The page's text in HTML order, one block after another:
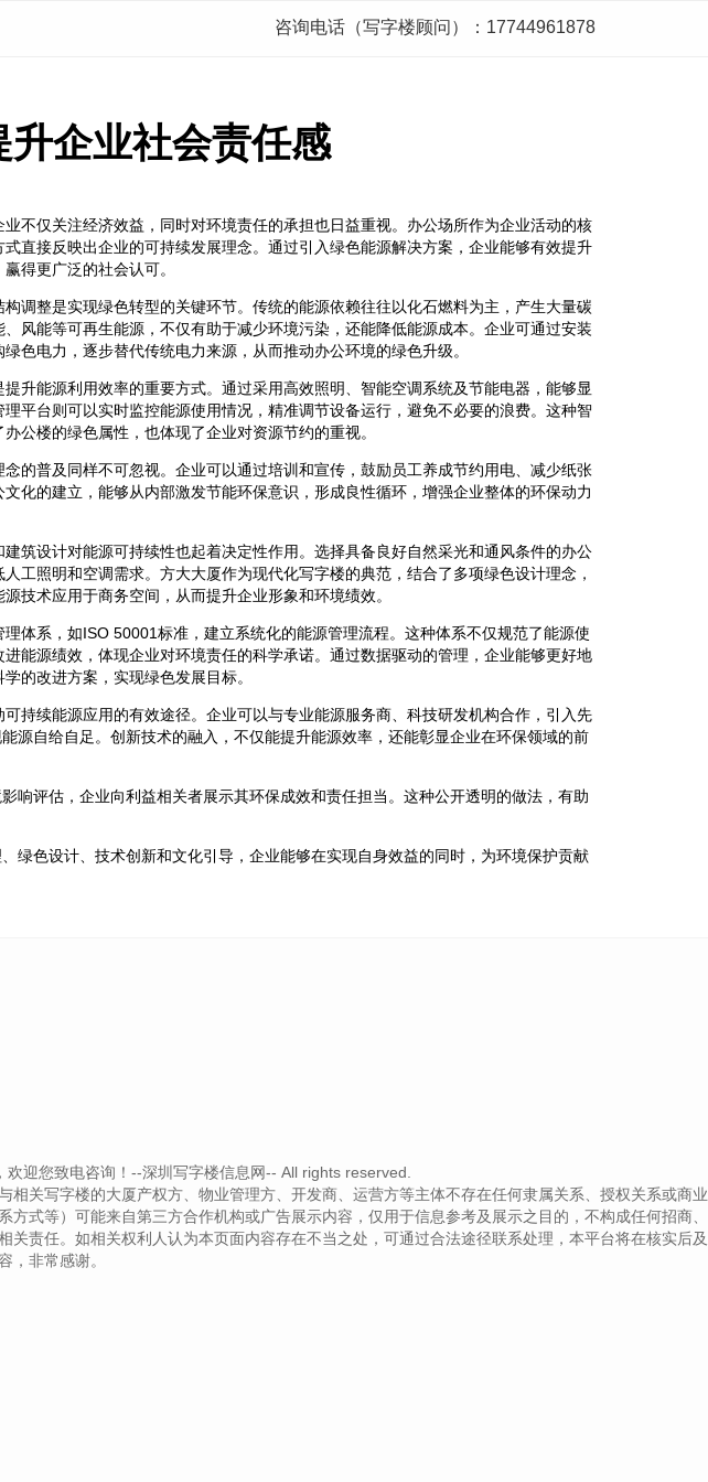
咨询电话（写字楼顾问）：17744961878
企业社会责任感
不仅关注经济效益，同时对环境责任的承担也日益重视。办公场所作为企业活动的核
直接反映出企业的可持续发展理念。通过引入绿色能源解决方案，企业能够有效提升
得更广泛的社会认可。
调整是实现绿色转型的关键环节。传统的能源依赖往往以化石燃料为主，产生大量碳
风能等可再生能源，不仅有助于减少环境污染，还能降低能源成本。企业可通过安装
色电力，逐步替代传统电力来源，从而推动办公环境的绿色升级。
升能源利用效率的重要方式。通过采用高效照明、智能空调系统及节能电器，能够显
平台则可以实时监控能源使用情况，精准调节设备运行，避免不必要的浪费。这种智
公楼的绿色属性，也体现了企业对资源节约的重视。
念的普及同样不可忽视。企业可以通过培训和宣传，鼓励员工养成节约用电、减少纸张
化的建立，能够从内部激发节能环保意识，形成良性循环，增强企业整体的环保动力
筑设计对能源可持续性也起着决定性作用。选择具备良好自然采光和通风条件的办公
工照明和空调需求。方大大厦作为现代化写字楼的典范，结合了多项绿色设计理念，
技术应用于商务空间，从而提升企业形象和环境绩效。
体系，如ISO 50001标准，建立系统化的能源管理流程。这种体系不仅规范了能源使
进能源绩效，体现企业对环境责任的科学承诺。通过数据驱动的管理，企业能够更好地
的改进方案，实现绿色发展目标。
持续能源应用的有效途径。企业可以与专业能源服务商、科技研发机构合作，引入先
源自给自足。创新技术的融入，不仅能提升能源效率，还能彰显企业在环保领域的前
响评估，企业向利益相关者展示其环保成效和责任担当。这种公开透明的做法，有助
绿色设计、技术创新和文化引导，企业能够在实现自身效益的同时，为环境保护贡献
迎您致电咨询！--深圳写字楼信息网-- All rights reserved.
关写字楼的大厦产权方、物业管理方、开发商、运营方等主体不存在任何隶属关系、授权关系或商业
式等）可能来自第三方合作机构或广告展示内容，仅用于信息参考及展示之目的，不构成任何招商、
责任。如相关权利人认为本页面内容存在不当之处，可通过合法途径联系处理，本平台将在核实后及
，非常感谢。